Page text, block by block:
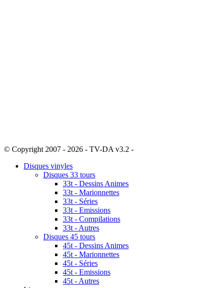
© Copyright 2007 - 2026 - TV-DA v3.2 -
Disques vinyles
Disques 33 tours
33t - Dessins Animes
33t - Marionnettes
33t - Séries
33t - Emissions
33t - Compilations
33t - Autres
Disques 45 tours
45t - Dessins Animes
45t - Marionnettes
45t - Séries
45t - Emissions
45t - Autres